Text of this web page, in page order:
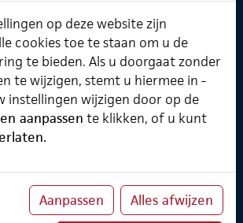
op deze website zijn
cookies toe te staan om u de
te bieden. Als u doorgaat zonder
te wijzigen, stemt u hiermee in -
instellingen wijzigen door op de
aanpassen te klikken, of u kunt
Aanpassen Alles afwijzen